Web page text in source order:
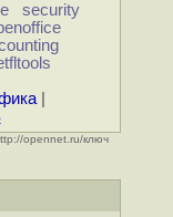
security
|
opennet.ru/ключ